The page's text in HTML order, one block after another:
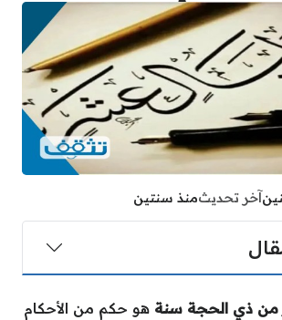
آخر تحديثمنذ سنتين
من ذي الحجة سنة هو حكم من الأحكام